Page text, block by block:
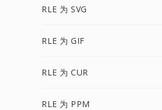
RLE 为 SVG
RLE 为 GIF
RLE 为 CUR
RLE 为 PPM